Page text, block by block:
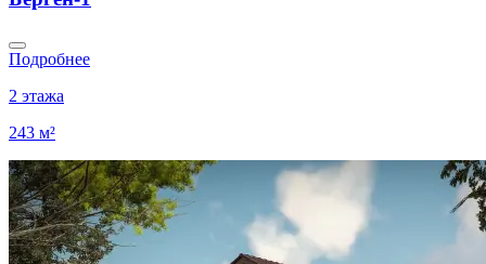
Подробнее
2 этажа
243 м²